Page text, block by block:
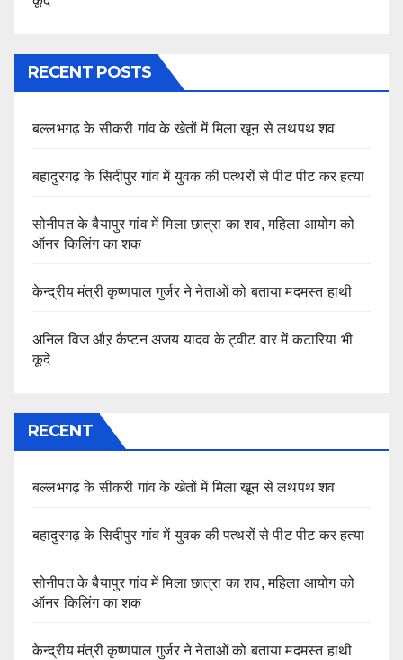
RECENT POSTS
बल्लभगढ़ के सीकरी गांव के खेतों में मिला खून से लथपथ शव
बहादुरगढ़ के सिदीपुर गांव में युवक की पत्थरों से पीट पीट कर हत्या
सोनीपत के बैयापुर गांव में मिला छात्रा का शव, महिला आयोग को
ऑनर किलिंग का शक
केन्द्रीय मंत्री कृष्णपाल गुर्जर ने नेताओं को बताया मदमस्त हाथी
अनिल विज औऱ कैप्टन अजय यादव के ट्वीट वार में कटारिया भी
कूदे
RECENT
बल्लभगढ़ के सीकरी गांव के खेतों में मिला खून से लथपथ शव
बहादुरगढ़ के सिदीपुर गांव में युवक की पत्थरों से पीट पीट कर हत्या
सोनीपत के बैयापुर गांव में मिला छात्रा का शव, महिला आयोग को
ऑनर किलिंग का शक
केन्द्रीय मंत्री कृष्णपाल गुर्जर ने नेताओं को बताया मदमस्त हाथी